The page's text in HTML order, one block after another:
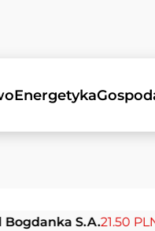
Energetyka
S.A.21.50 PLN (-